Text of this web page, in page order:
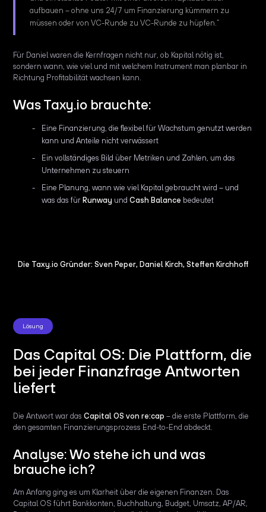
aufbauen – ohne uns 24/7 um Finanzierung kümmern zu
müssen oder von VC-Runde zu VC-Runde zu hüpfen.”
Für Daniel waren die Kernfragen nicht nur, ob Kapital nötig ist,
sondern wann, wie viel und mit welchem Instrument man planbar in
Richtung Profitabilität wachsen kann.
Was Taxy.io brauchte:
Eine Finanzierung, die flexibel für Wachstum genutzt werden
kann und Anteile nicht verwässert
Ein vollständiges Bild über Metriken und Zahlen, um das
Unternehmen zu steuern
Eine Planung, wann wie viel Kapital gebraucht wird – und
was das für Runway undCash Balance bedeutet
Die Taxy.io Gründer: Sven Peper, Daniel Kirch, Steffen Kirchhoff
Lösung
Das Capital OS: Die Plattform, die
bei jeder Finanzfrage Antworten
liefert
Die Antwort war dasCapital OS von re:cap– die erste Plattform, die
den gesamten Finanzierungsprozess End-to-End abdeckt.
Analyse: Wo stehe ich und was
brauche ich?
Am Anfang ging es um Klarheit über die eigenen Finanzen. Das
Capital OS führt Bankkonten, Buchhaltung, Budget, Umsatz, AP/AR,